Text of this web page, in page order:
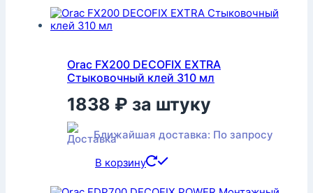
Orac FX200 DECOFIX EXTRA
Стыковочный клей 310 мл
1838 ₽ за штуку
Ближайшая доставка: По запросу
В корзину